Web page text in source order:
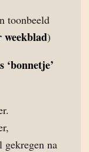
toonbeeld
weekblad)
‘bonnetje’
gekregen na